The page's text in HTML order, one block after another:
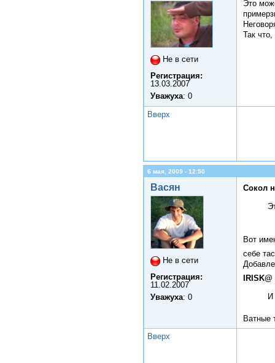
Не в сети
Регистрация:
13.03.2007
Уважуха: 0
Это
Так
Вверх
6 мая, 2009 - 12:50
Васян
Не в сети
Регистрация:
11.02.2007
Уважуха: 0
Сокол
Вот
себе
И
Ватные
Вверх